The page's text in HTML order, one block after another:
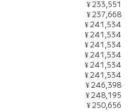
¥ 233,551
¥ 237,668
¥ 241,534
¥ 241,534
¥ 241,534
¥ 241,534
¥ 241,534
¥ 241,534
¥ 246,398
¥ 248,195
¥ 250,656